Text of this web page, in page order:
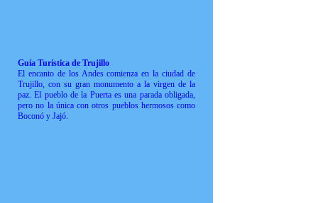
Guía Turística de Trujillo
El encanto de los Andes comienza en la ciudad de
Trujillo, con su gran monumento a la virgen de la
paz. El pueblo de la Puerta es una parada obligada,
pero no la única con otros pueblos hermosos como
Boconó y Jajó.